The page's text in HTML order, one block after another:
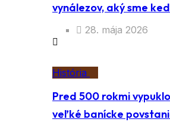
vynálezov, aký sme
28. mája 2026
História
Pred 500 rokmi
veľké banícke